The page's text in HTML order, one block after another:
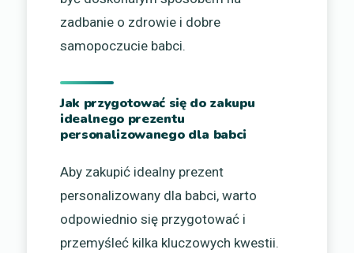
zadbanie o zdrowie i dobre
samopoczucie babci.
Jak przygotować się do zakupu
idealnego prezentu
personalizowanego dla babci
Aby zakupić idealny prezent
personalizowany dla babci, warto
odpowiednio się przygotować i
przemyśleć kilka kluczowych kwestii.